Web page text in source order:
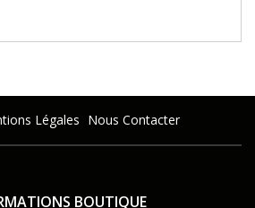
Légales Nous Contacter
BOUTIQUE